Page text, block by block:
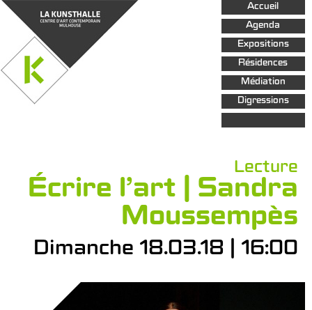
Aller au
contenu
principal
Accueil
Agenda
Expositions
Résidences
Médiation
Digressions
Lecture
Écrire l’art | Sandra
Moussempès
Dimanche 18.03.18 | 16:00